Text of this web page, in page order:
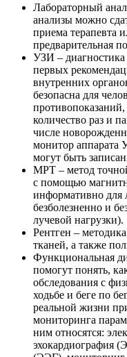
Лабораторный
анализы можно
приема терапевта
предварительная
УЗИ – диагностика
первых
внутренних
безопасна для
количество раз и
числе
монитор аппарата
могут быть
МРТ – метод
с помощью
информативно для
безболезненно и
лучевой нагрузки).
Рентген –
тканей, а также
Функциональная
помогут понять,
обследования с
ходьбе и беге по
реальной жизни
мониторинга
ним относятся:
эхокардиография